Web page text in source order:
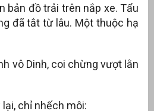
bản đồ trải trên nắp xe. Tẩu
đã tắt từ lâu. Một thuộc hạ
vô Dinh, coi chừng vượt lằn
chỉ nhếch môi: